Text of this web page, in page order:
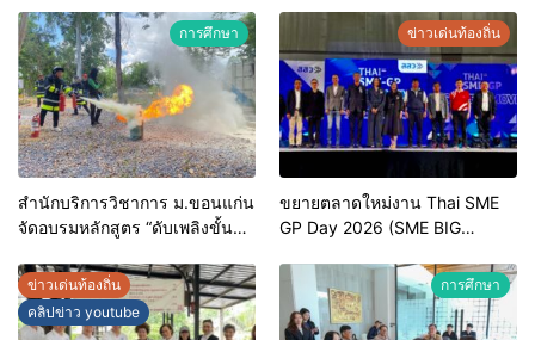
การศึกษา
สำนักบริการวิชาการ ม.ขอนแก่น
จัดอบรมหลักสูตร “ดับเพลิงขั้น
ท้องถิ่นรับมืออัคคีภัยตาม
มาตรฐานสากล
ข่าวเด่นท้องถิ่น
ขยายตลาดใหม่งาน Thai SME
GP Day 2026 (SME BIG
ข่าวเด่นท้องถิ่น
คลิปข่าว youtube
การศึกษา